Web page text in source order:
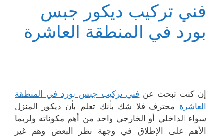
فني تركيب ديكور جبس
بورد في المنطقة العاشرة
إن كنت تبحث عن فني تركيب جبس بورد في المنطقة
العاشرة محترف فلا شك بأنك تعلم بأن ديكور المنزل
سواء الداخلي أو الخارجي واحد من أهم مكوناته ولربما
الأهم على الإطلاق في وجهة نظر البعض وهم غير